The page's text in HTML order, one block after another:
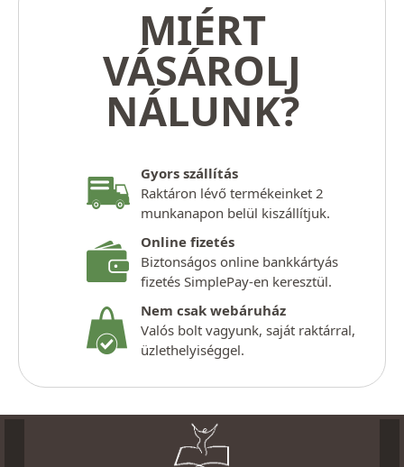
MIÉRT
VÁSÁROLJ
NÁLUNK?
Gyors szállítás
Raktáron lévő termékeinket 2
munkanapon belül kiszállítjuk.
Online fizetés
Biztonságos online bankkártyás
fizetés SimplePay-en keresztül.
Nem csak webáruház
Valós bolt vagyunk, saját raktárral,
üzlethelyiséggel.